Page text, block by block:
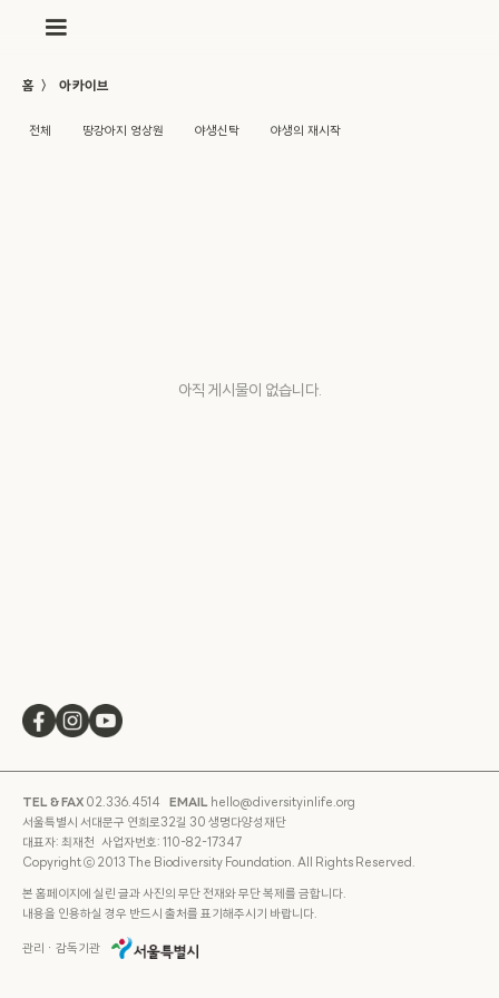
홈 〉 아카이브
전체 땅강아지 영상원 야생신탁 야생의 재시작
아직 게시물이 없습니다.
TEL & FAX 02.336.4514 EMAIL hello@diversityinlife.org
서울특별시 서대문구 연희로32길 30 생명다양성재단
대표자: 최재천 사업자번호: 110-82-17347
Copyright ⓒ 2013 The Biodiversity Foundation. All Rights Reserved.
본 홈페이지에 실린 글과 사진의 무단 전재와 무단 복제를 금합니다.
내용을 인용하실 경우 반드시 출처를 표기해주시기 바랍니다.
관리ㆍ감독기관